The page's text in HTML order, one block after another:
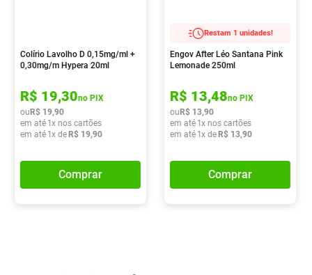
Colírio Lavolho D 0,15mg/ml +
0,30mg/m Hypera 20ml
R$ 19,30no PIX
ou R$ 19,90
em até 1x nos cartões
em até 1x de R$ 19,90
Comprar
Restam 1 unidades!
Engov After Léo Santana Pink
Lemonade 250ml
R$ 13,48no PIX
ou R$ 13,90
em até 1x nos cartões
em até 1x de R$ 13,90
Comprar